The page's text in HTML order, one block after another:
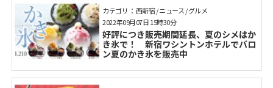
カテゴリ： 西新宿 / ニュース / グルメ
好評につき販売期間延長、夏のシメはか
き氷で！ 新宿ワシントンホテルでバロ
ン夏のかき氷を販売中
2022年09月07日 15時30分